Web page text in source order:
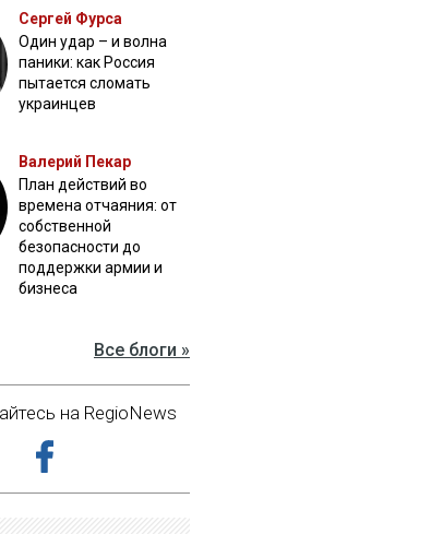
Сергей Фурса
Один удар – и волна
паники: как Россия
пытается сломать
украинцев
Валерий Пекар
План действий во
времена отчаяния: от
собственной
безопасности до
поддержки армии и
бизнеса
Все блоги »
на RegioNews